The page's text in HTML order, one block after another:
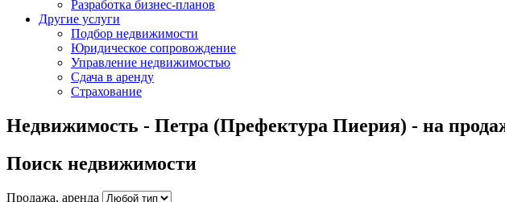
Разработка бизнес-планов
Другие услуги
Подбор недвижимости
Юридическое сопровождение
Управление недвижимостью
Сдача в аренду
Страхование
Недвижимость - Петра (Префектура Пиерия) - на
Поиск недвижимости
Продажа, аренда